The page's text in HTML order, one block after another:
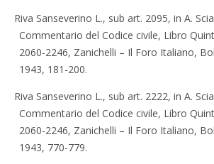
Riva Sanseverino L., sub art. 2095, in A.
Commentario del Codice civile, Libro
2060-2246, Zanichelli – Il Foro Italiano,
1943, 181-200.
Riva Sanseverino L., sub art. 2222, in A.
Commentario del Codice civile, Libro
2060-2246, Zanichelli – Il Foro Italiano,
1943, 770-779.